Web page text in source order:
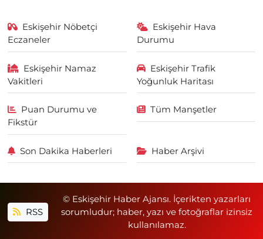
Eskişehir Nöbetçi
Eczaneler
Eskişehir Hava
Durumu
Eskişehir Namaz
Vakitleri
Eskişehir Trafik
Yoğunluk Haritası
Puan Durumu ve
Fikstür
Tüm Manşetler
Son Dakika Haberleri Haber Arşivi
RSS
© Eskişehir Haber Ajansı. İçerikten yazarları
sorumludur; haber, yazı ve fotoğraflar izinsiz
kullanılamaz.